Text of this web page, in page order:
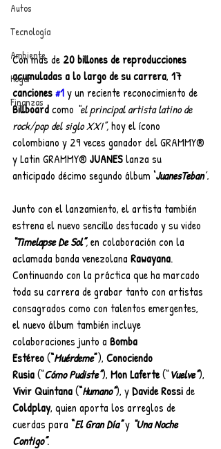
Autos
Tecnología
Ambiente
Hogar
Finanzas
Con más de 20 billones de reproducciones
acumuladas a lo largo de su carrera, 17
canciones #1 y un reciente reconocimiento de
Billboard como “el principal artista latino de
rock/pop del siglo XXI”, hoy el ícono
colombiano y 29 veces ganador del GRAMMY®
y Latin GRAMMY® JUANES lanza su
anticipado décimo segundo álbum ‘JuanesTeban’.
Junto con el lanzamiento, el artista también
estrena el nuevo sencillo destacado y su video
“Timelapse De Sol”, en colaboración con la
aclamada banda venezolana Rawayana.
Continuando con la práctica que ha marcado
toda su carrera de grabar tanto con artistas
consagrados como con talentos emergentes,
el nuevo álbum también incluye
colaboraciones junto a Bomba
Estéreo (“Muérdeme”), Conociendo
Rusia (“Cómo Pudiste”), Mon Laferte (“Vuelve”),
Vivir Quintana (“Humano”), y Davide Rossi de
Coldplay, quien aporta los arreglos de
cuerdas para “El Gran Día” y “Una Noche
Contigo”.